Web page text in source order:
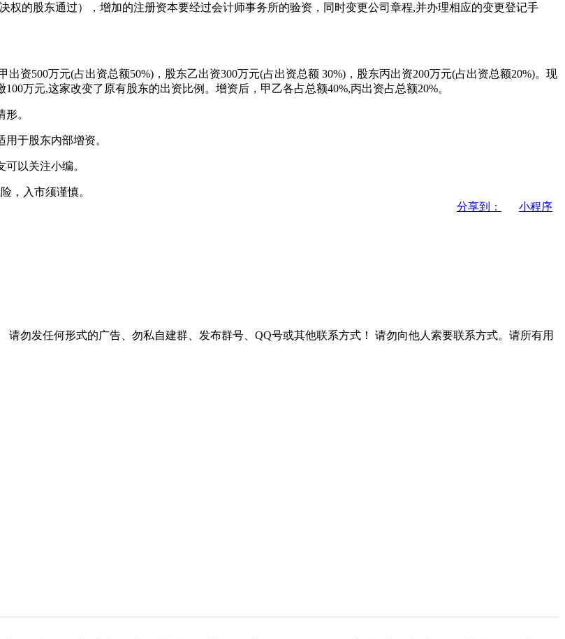
的股东通过），增加的注册资本要经过会计师事务所的验资，同时变更公司章程,并办理相应的变更登记手
500万元(占出资总额50%)，股东乙出资300万元(占出资总额 30%)，股东丙出资200万元(占出资总额20%)。现
万元,这家改变了原有股东的出资比例。增资后，甲乙各占总额40%,丙出资占总额20%。
。
于股东内部增资。
以关注小编。
，入市须谨慎。
分享到：
小程序
请勿发任何形式的广告、勿私自建群、发布群号、QQ号或其他联系方式！
请勿向他人索要联系方式。请所有用